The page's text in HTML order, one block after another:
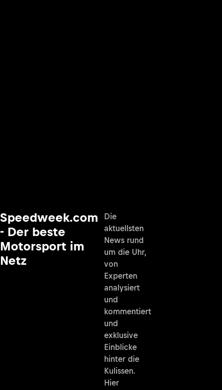
Speedweek.com
- Der beste
Motorsport im
Netz
Die
aktuellsten
News rund
um die Uhr,
von
Experten
analysiert
und
kommentiert
und
exklusive
Einblicke
hinter die
Kulissen.
Hier